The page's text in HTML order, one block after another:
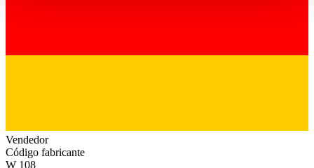
Vendedor
Código fabricante
W 108